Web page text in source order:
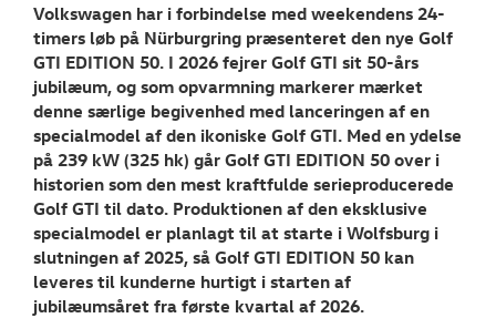
Volkswagen har i forbindelse med weekendens 24-
timers løb på Nürburgring præsenteret den nye Golf
GTI EDITION 50. I 2026 fejrer Golf GTI sit 50-års
jubilæum, og som opvarmning markerer mærket
denne særlige begivenhed med lanceringen af en
specialmodel af den ikoniske Golf GTI. Med en ydelse
på 239 kW (325 hk) går Golf GTI EDITION 50 over i
historien som den mest kraftfulde serieproducerede
Golf GTI til dato. Produktionen af den eksklusive
specialmodel er planlagt til at starte i Wolfsburg i
slutningen af 2025, så Golf GTI EDITION 50 kan
leveres til kunderne hurtigt i starten af
jubilæumsåret fra første kvartal af 2026.